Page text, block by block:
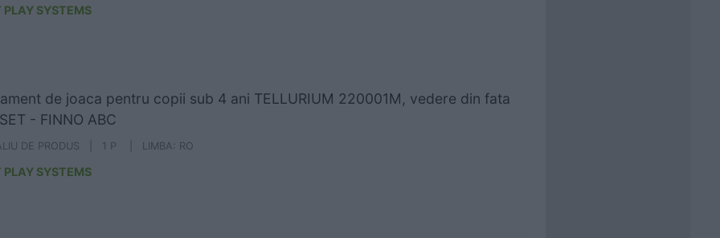
PLAY SYSTEMS
de joaca pentru copii sub 4 ani TELLURIUM 220001M, vedere din fata
- FINNO ABC
DE PRODUS | 1 P | LIMBA: RO
PLAY SYSTEMS